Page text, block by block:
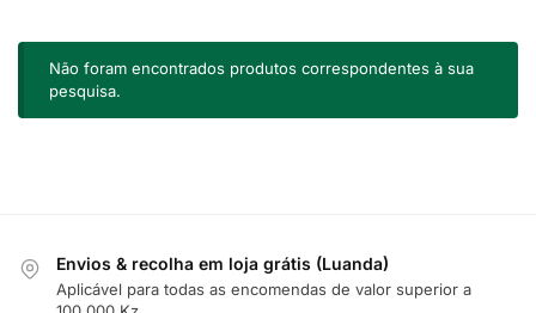
Não foram encontrados produtos correspondentes à sua
pesquisa.
Envios & recolha em loja grátis (Luanda)
Aplicável para todas as encomendas de valor superior a